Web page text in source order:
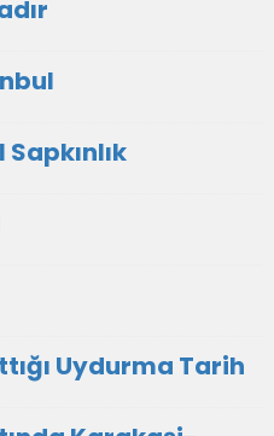
Sapkınlık
Uydurma Tarih